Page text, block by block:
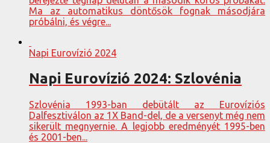
Ma az automatikus döntősök fognak másodjára
próbálni, és végre...
Napi Eurovízió 2024
Napi Eurovízió 2024: Szlovénia
Szlovénia 1993-ban debütált az Eurovíziós
Dalfesztiválon az 1X Band-del, de a versenyt még nem
sikerült megnyernie. A legjobb eredményét 1995-ben
és 2001-ben...